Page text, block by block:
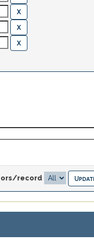
record